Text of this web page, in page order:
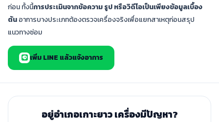
ก่อน ทั้งนี้การประเมินจากข้อความ รูป หรือวิดีโอเป็นเพียงข้อมูลเบื้อง
ต้นอาการบางประเภทต้องตรวจเครื่องจริงเพื่อแยกสาเหตุก่อนสรุป
แนวทางซ่อม
เพิ่ม LINE แล้วแจ้งอาการ
อยู่อำเภอเกาะยาว เครื่องมีปัญหา?